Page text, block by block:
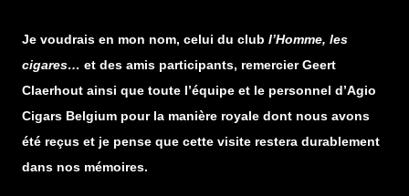
Je voudrais en mon nom, celui du club l’Homme, les
cigares… et des amis participants, remercier Geert
Claerhout ainsi que toute l’équipe et le personnel d’Agio
Cigars Belgium pour la manière royale dont nous avons
été reçus et je pense que cette visite restera durablement
dans nos mémoires.